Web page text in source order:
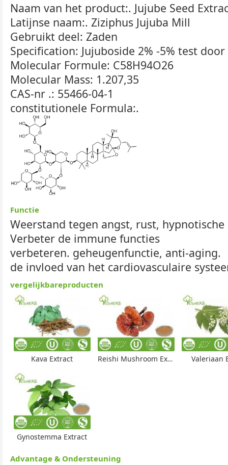
Naam van het product:. Jujube Seed
Latijnse naam:. Ziziphus Jujuba Mill
Gebruikt deel: Zaden
Specification: Jujuboside 2% -5% test door
Molecular Formule: C58H94O26
Molecular Mass: 1.207,35
CAS-nr .: 55466-04-1
constitutionele Formula:.
Functie
Weerstand tegen angst, rust,
Verbeter de immune functies
verbeteren. geheugenfunctie, anti-aging.
de invloed van het cardiovasculaire
vergelijkbareproducten
Kava Extract Reishi Mushroom Extract Valeriaan
Gynostemma Extract
Advantage & Ondersteuning